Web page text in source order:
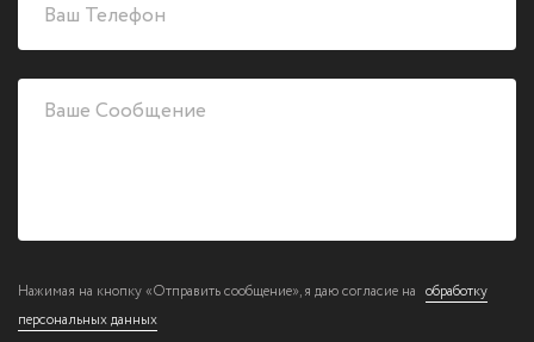
Нажимая на кнопку «Отправить сообщение», я даю согласие на обработку
персональных данных